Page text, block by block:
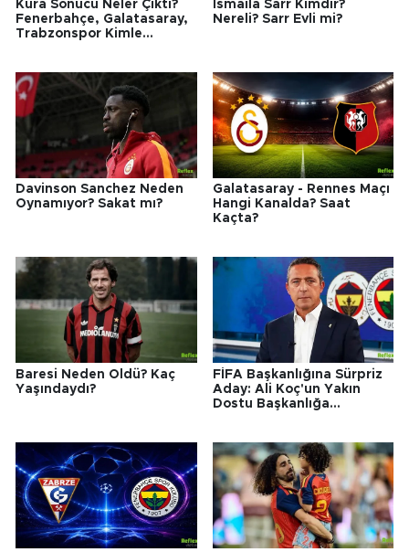
Kura Sonucu Neler Çıktı?
Fenerbahçe, Galatasaray,
Trabzonspor Kimle
Ismaila Sarr Kimdir?
Nereli? Sarr Evli mi?
Davinson Sanchez Neden
Oynamıyor? Sakat mı?
Galatasaray - Rennes Maçı
Hangi Kanalda? Saat
Kaçta?
Baresi Neden Öldü? Kaç
Yaşındaydı?
FİFA Başkanlığına Sürpriz
Aday: Ali Koç'un Yakın
Dostu Başkanlığa